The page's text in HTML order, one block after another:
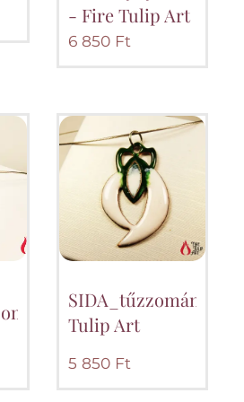
- Fire Tulip Art
6 850 Ft
Tulip Art
5 850 Ft